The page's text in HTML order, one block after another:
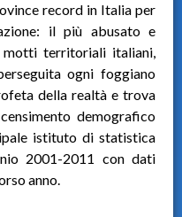
record in Italia per
il più abusato e
motti territoriali italiani,
ogni foggiano
della realtà e trova
demografico
istituto di statistica
2001-2011 con dati
anno.